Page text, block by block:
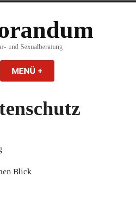
und Sexualberatung
MENÜ +
Blick